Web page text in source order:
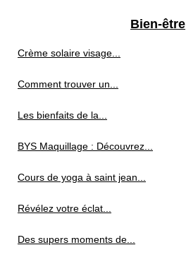
Bien-être
Crème solaire visage...
Comment trouver un...
Les bienfaits de la...
BYS Maquillage : Découvrez...
Cours de yoga à saint jean...
Révélez votre éclat...
Des supers moments de...